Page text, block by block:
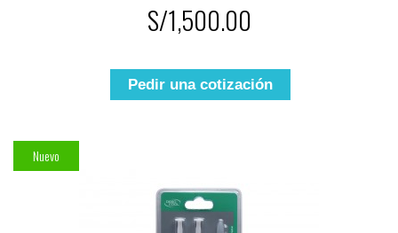
S/1,500.00
Pedir una cotización
Nuevo